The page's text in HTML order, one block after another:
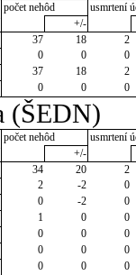
počet nehôd
usmrtení
+/-
37 18
2
0 0
0
37 18
2
0 0 0
(ŠEDN)
počet nehôd
usmrtení
+/-
34 20
2
2 -2
0
0 -2
0
1 0
0
0 0
0
0 0
0
0 0
0